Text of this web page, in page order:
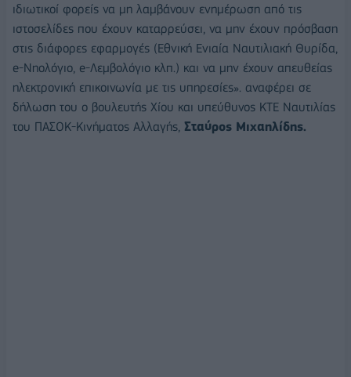
ιδιωτικοί φορείς να μη λαμβάνουν ενημέρωση από τις
ιστοσελίδες που έχουν καταρρεύσει, να μην έχουν πρόσβαση
στις διάφορες εφαρμογές (Εθνική Ενιαία Ναυτιλιακή Θυρίδα,
e-Νηολόγιο, e-Λεμβολόγιο κλπ.) και να μην έχουν απευθείας
ηλεκτρονική επικοινωνία με τις υπηρεσίες». αναφέρει σε
δήλωση του ο βουλευτής Χίου και υπεύθυνος ΚΤΕ Ναυτιλίας
του ΠΑΣΟΚ-Κινήματος Αλλαγής, Σταύρος Μιχαηλίδης.